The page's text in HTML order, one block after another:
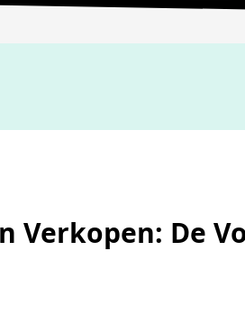
Verkopen: De